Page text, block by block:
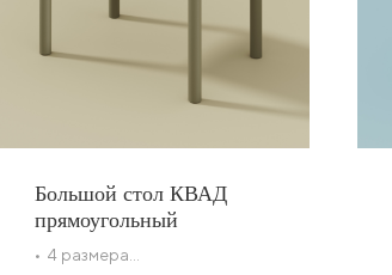
Большой стол КВАД
прямоугольный
• 4 размера